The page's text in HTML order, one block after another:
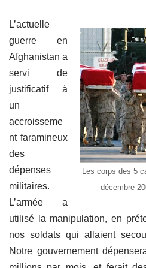
Les corps des 5
décembre
L’actuelle
guerre en
Afghanistan a
servi de
justificatif à
un
accroisseme
nt faramineux
des
dépenses
militaires.
L’armée a
utilisé la manipulation, en
nos soldats qui allaient
Notre gouvernement